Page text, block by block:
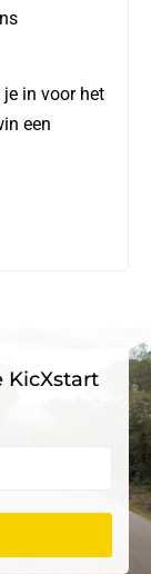
in voor het
een
KicXstart